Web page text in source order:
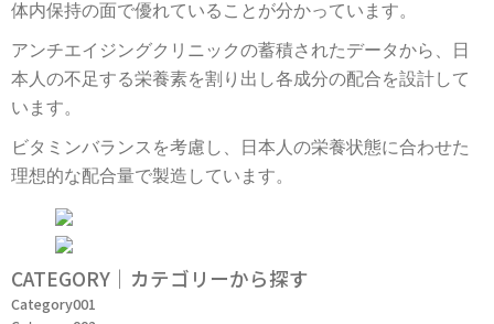
CATEGORY｜カテゴリーから探す
Category001
体内保持の面で優れていることが分かっています。
アンチエイジングクリニックの蓄積されたデータから、日
本人の不足する栄養素を割り出し各成分の配合を設計して
います。
ビタミンバランスを考慮し、日本人の栄養状態に合わせた
理想的な配合量で製造しています。